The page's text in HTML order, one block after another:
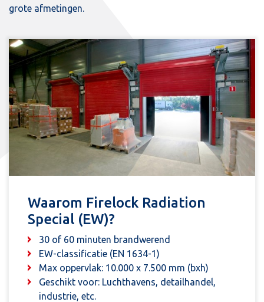
grote afmetingen.
Waarom Firelock Radiation
Special (EW)?
30 of 60 minuten brandwerend
EW-classificatie (EN 1634-1)
Max oppervlak: 10.000 x 7.500 mm (bxh)
Geschikt voor: Luchthavens, detailhandel,
industrie, etc.